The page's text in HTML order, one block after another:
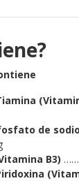
de
B3)